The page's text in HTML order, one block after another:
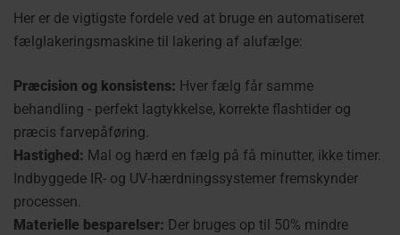
Her er de vigtigste fordele ved at bruge en automatiseret
fælglakeringsmaskine til lakering af alufælge:
Præcision og konsistens: Hver fælg får samme
behandling - perfekt lagtykkelse, korrekte flashtider og
præcis farvepåføring.
Hastighed: Mal og hærd en fælg på få minutter, ikke timer.
Indbyggede IR- og UV-hærdningssystemer fremskynder
processen.
Materielle besparelser: Der bruges op til 50% mindre